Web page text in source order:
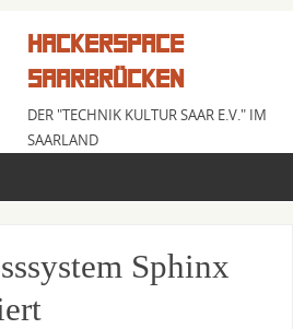
HACKERSPACE
SAARBRÜCKEN
DER "TECHNIK KULTUR SAAR E.V." IM
SAARLAND
Sphinx